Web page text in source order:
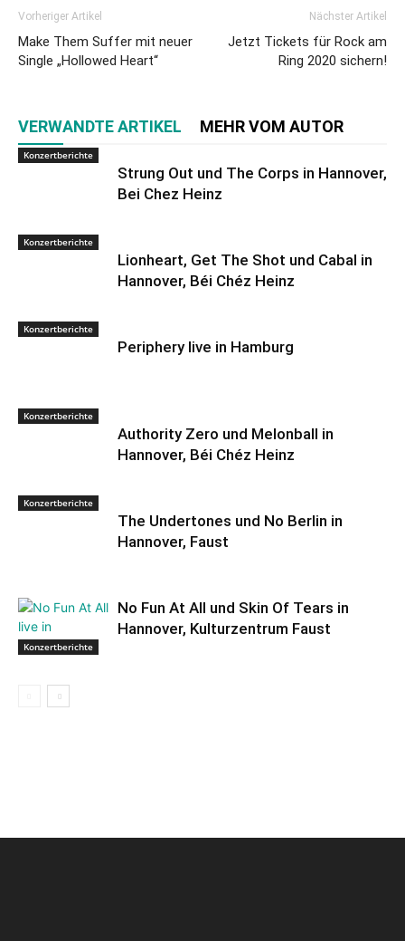
Vorheriger Artikel
Make Them Suffer mit neuer
Single „Hollowed Heart“
Nächster Artikel
Jetzt Tickets für Rock am
Ring 2020 sichern!
VERWANDTE ARTIKEL MEHR VOM AUTOR
Konzertberichte
Strung Out und The Corps in Hannover,
Bei Chez Heinz
Konzertberichte
Lionheart, Get The Shot und Cabal in
Hannover, Béi Chéz Heinz
Konzertberichte
Periphery live in Hamburg
Konzertberichte
Authority Zero und Melonball in
Hannover, Béi Chéz Heinz
Konzertberichte
The Undertones und No Berlin in
Hannover, Faust
Konzertberichte
No Fun At All und Skin Of Tears in
Hannover, Kulturzentrum Faust